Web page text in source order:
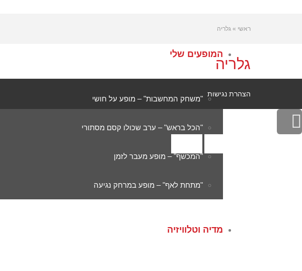
המופעים שלי
"משחק המחשבות" – מופע על חושי
"הכל בראש" – ערב שכולו קסם מסתורי
"המכשף" – מופע מעבר לזמן
"מתחת לאף" – מופע במרחק נגיעה
מדיה וטלוויזיה
ראשי » גלריה
גלריה
הצהרת נגישות